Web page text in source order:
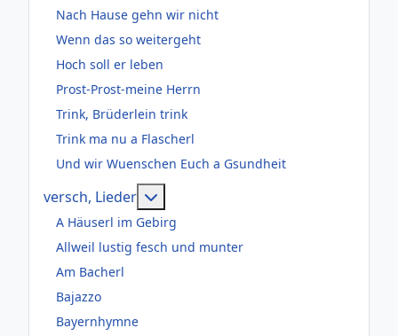
Nach Hause gehn wir nicht
Wenn das so weitergeht
Hoch soll er leben
Prost-Prost-meine Herrn
Trink, Brüderlein trink
Trink ma nu a Flascherl
Und wir Wuenschen Euch a Gsundheit
versch, Lieder
A Häuserl im Gebirg
Allweil lustig fesch und munter
Am Bacherl
Bajazzo
Bayernhymne